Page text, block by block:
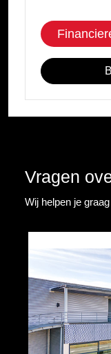
Vragen
Wij helpen je